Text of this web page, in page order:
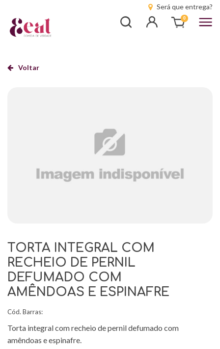
Será que entrega?
Busca
Entrar 0
Voltar
TORTA INTEGRAL COM
RECHEIO DE PERNIL
DEFUMADO COM
AMÊNDOAS E ESPINAFRE
Cód. Barras:
Torta integral com recheio de pernil defumado com
amêndoas e espinafre.